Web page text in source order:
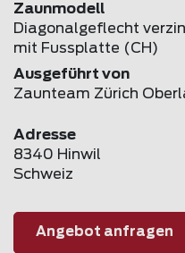
Zaunmodell
Diagonalgeflecht
mit Fussplatte (CH)
Ausgeführt von
Zaunteam Zürich
Adresse
8340 Hinwil
Schweiz
Angebot anfragen